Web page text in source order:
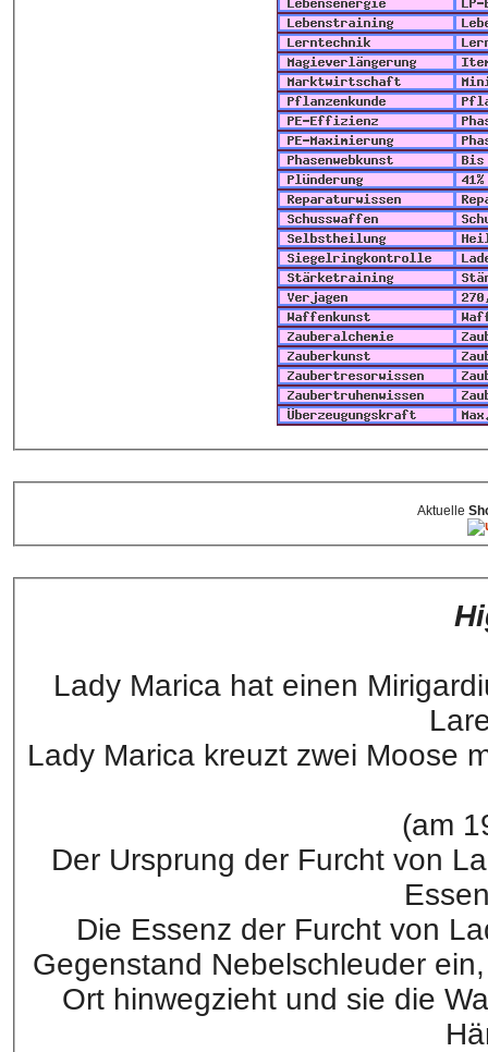
Aktuelle
Lady Marica hat einen
Lady Marica kreuzt zwei Moose
(am
Der Ursprung der Furcht von
Die Essenz der Furcht von
Gegenstand Nebelschleuder
Ort hinwegzieht und sie die